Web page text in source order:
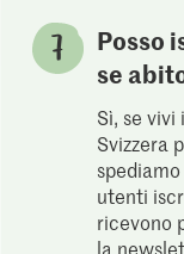
Posso
se
Sì, se
Svizzera
utenti
ricevono
la